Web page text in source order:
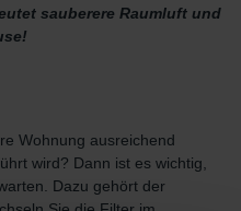
sauberere Raumluft und
Wohnung ausreichend
wird? Dann ist es wichtig,
Dazu gehört der